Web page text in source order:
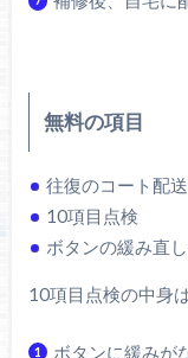
無料の項目
往復のコート配
10項目点検
ボタンの緩み直
10項目点検の中身
ボタンに緩みが